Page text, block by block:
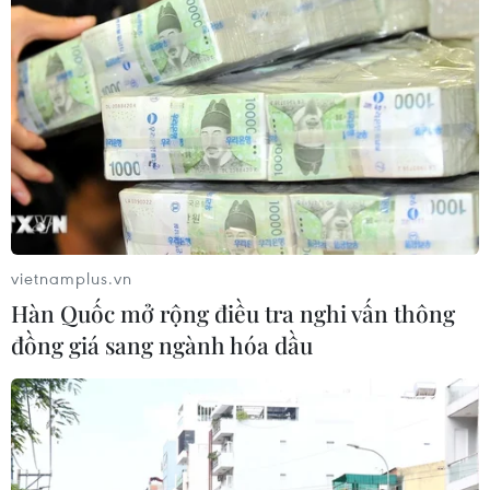
#Diễn đàn châu Á Bác Ngao
#kinh tế châu Á
#kinh tế kỹ thuật số
vietnamplus.vn
Hàn Quốc mở rộng điều tra nghi vấn thông
đồng giá sang ngành hóa dầu